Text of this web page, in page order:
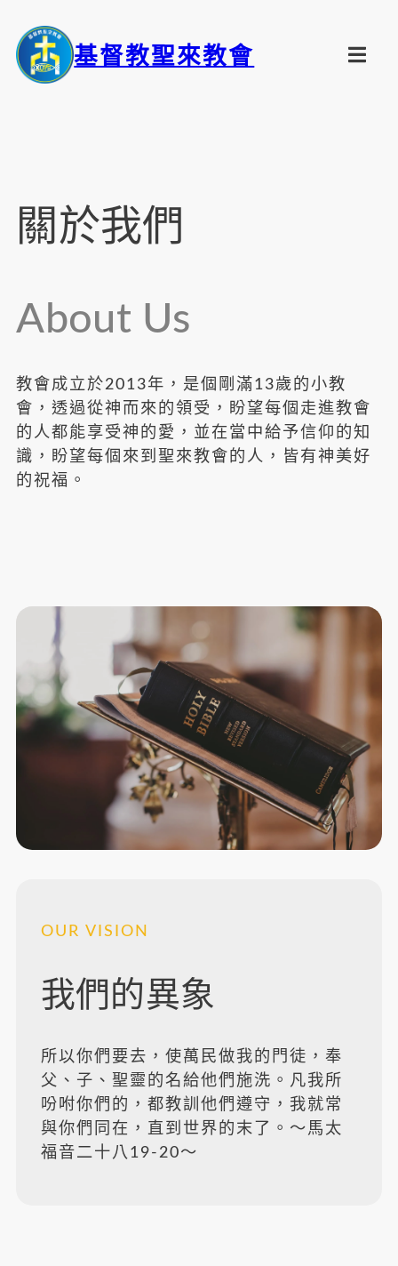
基督教聖來教會
關於我們
About Us
教會成立於2013年，是個剛滿13歲的小教
會，透過從神而來的領受，盼望每個走進教會
的人都能享受神的愛，並在當中給予信仰的知
識，盼望每個來到聖來教會的人，皆有神美好
的祝福。
OUR VISION
我們的異象
所以你們要去，使萬民做我的門徒，奉
父、子、聖靈的名給他們施洗。凡我所
吩咐你們的，都教訓他們遵守，我就常
與你們同在，直到世界的末了。～馬太
福音二十八19-20～